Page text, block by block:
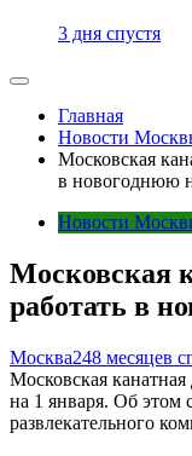
3 дня спустя
Главная
Новости
Московская
в новогоднюю
Новости
Московская
работать в
Москва248 месяцев
Московская канатная
на 1 января. Об этом
развлекательного